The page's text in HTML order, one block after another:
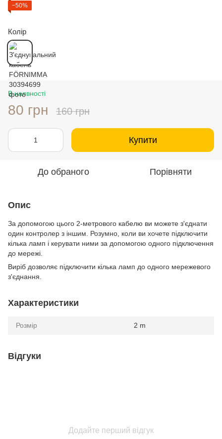
−50%
Колір
В наявності
80 грн 160 грн
Купити
До обраного Порівняти
Опис
За допомогою цього 2-метрового кабелю ви можете з'єднати
один контролер з іншим. Розумно, коли ви хочете підключити
кілька ламп і керувати ними за допомогою одного підключення
до мережі.
Виріб дозволяє підключити кілька ламп до одного мережевого
з'єднання.
Характеристики
Розмір 2 m
Відгуки
Додайте перший відгук